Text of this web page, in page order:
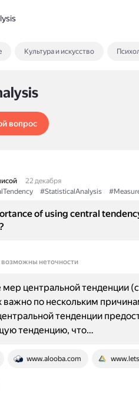
Культура и искусство
вопрос
22 декабря
#StatisticalAnalysis
of using central
возможны неточности
www.alooba.com
мер центральной тенденции
важно по нескольким
тенденции
тенденцию, что…